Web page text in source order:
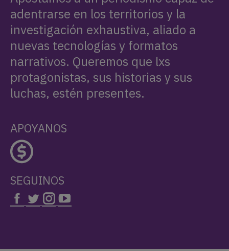
adentrarse en los territorios y la
investigación exhaustiva, aliado a
nuevas tecnologías y formatos
narrativos. Queremos que lxs
protagonistas, sus historias y sus
luchas, estén presentes.
APOYANOS
SEGUINOS